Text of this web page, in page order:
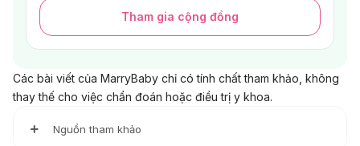
Tham gia cộng đồng
Các bài viết của MarryBaby chỉ có tính chất tham khảo, không
thay thế cho việc chẩn đoán hoặc điều trị y khoa.
Nguồn tham khảo